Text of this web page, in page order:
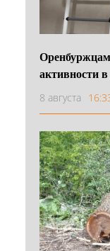
активности
8 августа